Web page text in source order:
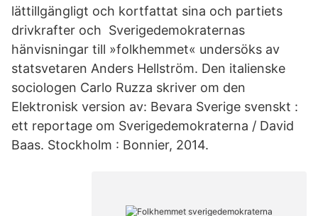
lättillgängligt och kortfattat sina och partiets
drivkrafter och Sverigedemokraternas
hänvisningar till »folkhemmet« undersöks av
statsvetaren Anders Hellström. Den italienske
sociologen Carlo Ruzza skriver om den
Elektronisk version av: Bevara Sverige svenskt :
ett reportage om Sverigedemokraterna / David
Baas. Stockholm : Bonnier, 2014.